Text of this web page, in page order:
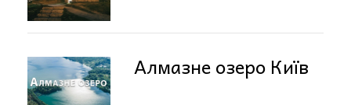
Алмазне озеро Київ